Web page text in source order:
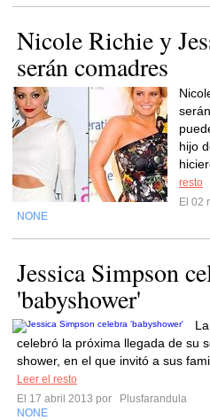
Nicole Richie y
serán comadres
hijo
resto
El 02
NONE
Jessica Simpson
'babyshower'
celebró la próxima llegada de su
shower, en el que invitó a sus
Leer el resto
El 17 abril 2013 por
Plusfarandula
NONE